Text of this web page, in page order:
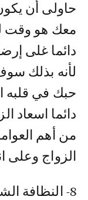
حاولى أن
معك هو وقت
دائما غلى
لأنه بذلك
حبك في قلبه
دائما اسعاد
من أهم
الزواج وعلى
8- النظافة الشخصية